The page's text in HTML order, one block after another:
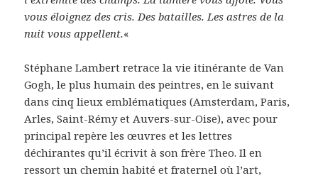
vous éloignez des cris. Des batailles. Les astres de la
nuit vous appellent.«
Stéphane Lambert retrace la vie itinérante de Van
Gogh, le plus humain des peintres, en le suivant
dans cinq lieux emblématiques (Amsterdam, Paris,
Arles, Saint-Rémy et Auvers-sur-Oise), avec pour
principal repère les œuvres et les lettres
déchirantes qu’il écrivit à son frère Theo. Il en
ressort un chemin habité et fraternel où l’art,